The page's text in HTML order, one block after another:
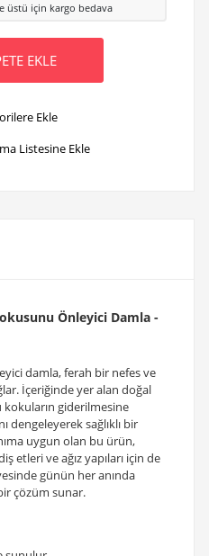
üstü için kargo bedava
EKLE
Ekle
Listesine Ekle
Önleyici Damla -
damla, ferah bir nefes ve
İçeriğinde yer alan doğal
kokuların giderilmesine
dengeleyerek sağlıklı bir
uygun olan bu ürün,
etleri ve ağız yapıları için de
günün her anında
çözüm sunar.